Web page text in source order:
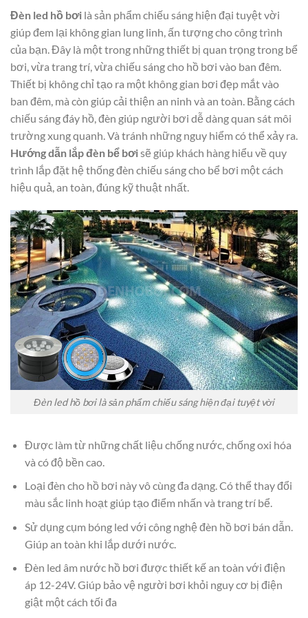
Đèn led hồ bơi là sản phẩm chiếu sáng hiện đại tuyệt vời
giúp đem lại không gian lung linh, ấn tượng cho công trình
của bạn. Đây là một trong những thiết bị quan trọng trong bể
bơi, vừa trang trí, vừa chiếu sáng cho hồ bơi vào ban đêm.
Thiết bị không chỉ tạo ra một không gian bơi đẹp mắt vào
ban đêm, mà còn giúp cải thiện an ninh và an toàn. Bằng cách
chiếu sáng đáy hồ, đèn giúp người bơi dễ dàng quan sát môi
trường xung quanh. Và tránh những nguy hiểm có thể xảy ra.
Hướng dẫn lắp đèn bể bơisẽ giúp khách hàng hiểu về quy
trình lắp đặt hệ thống đèn chiếu sáng cho bể bơi một cách
hiệu quả, an toàn, đúng kỹ thuật nhất.
Đèn led hồ bơi là sản phẩm chiếu sáng hiện đại tuyệt vời
Được làm từ những chất liệu chống nước, chống oxi hóa
và có độ bền cao.
Loại đèn cho hồ bơi này vô cùng đa dạng. Có thể thay đổi
màu sắc linh hoạt giúp tạo điểm nhấn và trang trí bể.
Sử dụng cụm bóng led với công nghệ đèn hồ bơi bán dẫn.
Giúp an toàn khi lắp dưới nước.
Đèn led âm nước hồ bơi được thiết kế an toàn với điện
áp 12-24V. Giúp bảo vệ người bơi khỏi nguy cơ bị điện
giật một cách tối đa